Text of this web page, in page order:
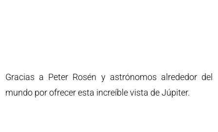
Gracias a Peter Rosén y astrónomos alrededor del
mundo por ofrecer esta increíble vista de Júpiter.